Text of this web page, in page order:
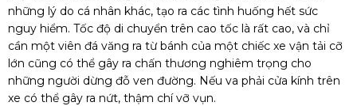
những lý do cá nhân khác, tạo ra các tình huống hết sức
nguy hiểm. Tốc độ di chuyển trên cao tốc là rất cao, và chỉ
cần một viên đá văng ra từ bánh của một chiếc xe vận tải cỡ
lớn cũng có thể gây ra chấn thương nghiêm trọng cho
những người dừng đỗ ven đường. Nếu va phải cửa kính trên
xe có thể gây ra nứt, thậm chí vỡ vụn.